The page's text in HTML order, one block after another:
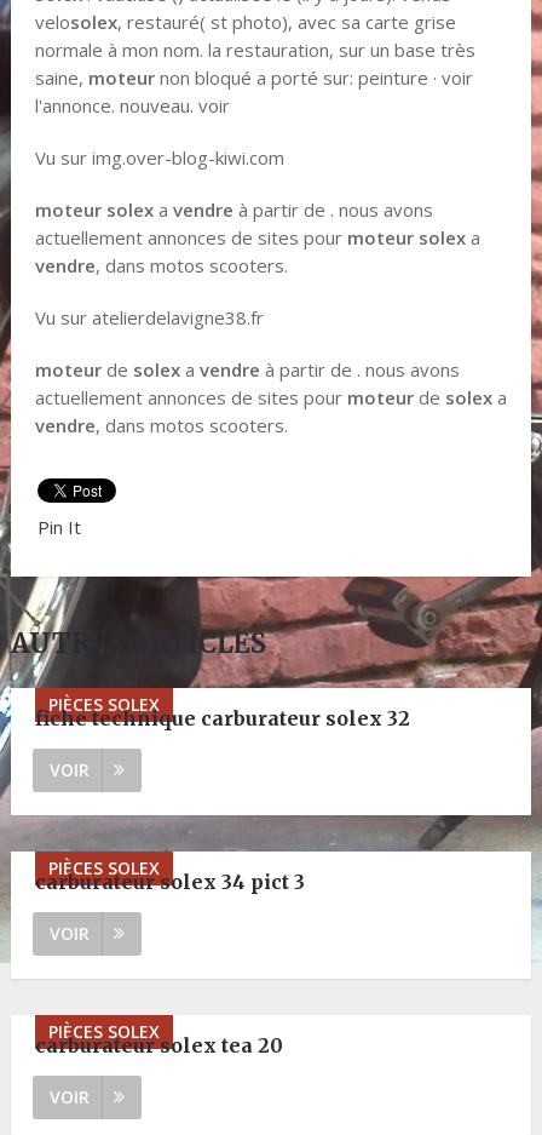
velosolex, restauré( st photo), avec sa carte grise
normale à mon nom. la restauration, sur un base très
saine, moteurnon bloqué a porté sur: peinture · voir
l'annonce. nouveau. voir
Vu sur img.over-blog-kiwi.com
moteur solexa vendre à partir de . nous avons
actuellement annonces de sites pour moteur solexa
vendre, dans motos scooters.
Vu sur atelierdelavigne38.fr
moteurde solexa vendre à partir de . nous avons
actuellement annonces de sites pour moteurde solexa
vendre, dans motos scooters.
Pin It
AUTRES ARTICLES
PIÈCES SOLEX
fiche technique carburateur solex 32
VOIR
PIÈCES SOLEX
carburateur solex 34 pict 3
VOIR
PIÈCES SOLEX
carburateur solex tea 20
VOIR